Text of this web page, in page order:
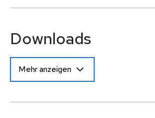
Downloads
Mehr anzeigen